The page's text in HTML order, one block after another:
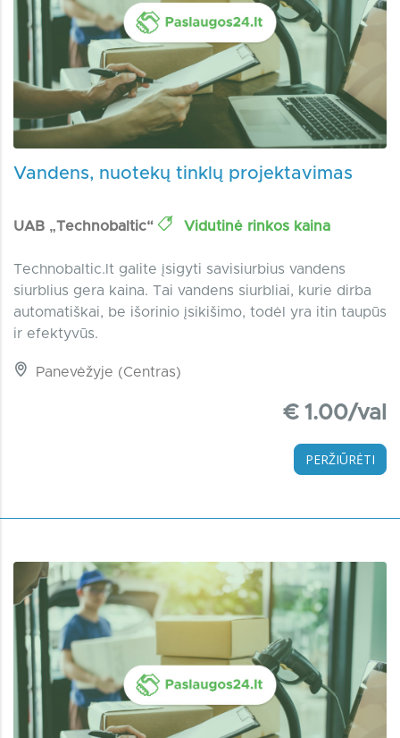
Vandens, nuotekų tinklų projektavimas
UAB „Technobaltic“ Vidutinė rinkos kaina
Technobaltic.lt galite įsigyti savisiurbius vandens
siurblius gera kaina. Tai vandens siurbliai, kurie dirba
automatiškai, be išorinio įsikišimo, todėl yra itin taupūs
ir efektyvūs.
Panevėžyje (Centras)
€ 1.00/val
PERŽIŪRĖTI